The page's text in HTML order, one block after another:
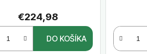
€224,98
DO KOŠÍKA